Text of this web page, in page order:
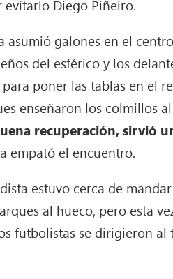
Diego Piñeiro.
asumió galones en el
del esférico y los
poner las tablas en el
enseñaron los colmillos
recuperación, sirvió
empató el encuentro.
estuvo cerca de
al hueco, pero esta
futbolistas se dirigieron al